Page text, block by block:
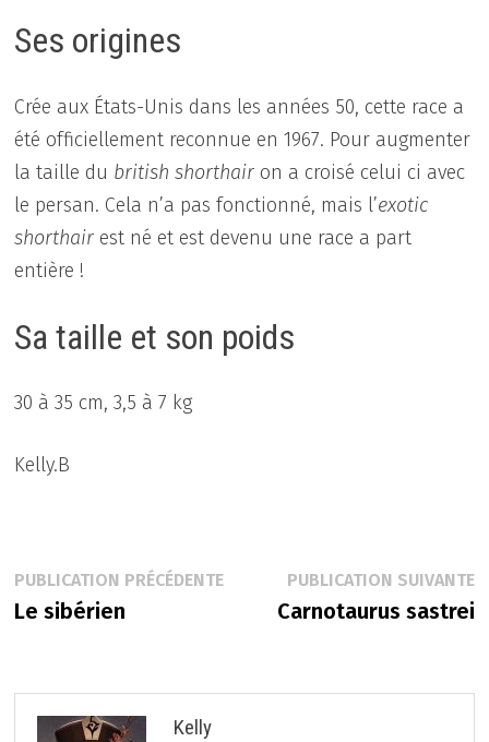
Ses origines
Crée aux États-Unis dans les années 50, cette race a
été officiellement reconnue en 1967. Pour augmenter
la taille du british shorthair on a croisé celui ci avec
le persan. Cela n’a pas fonctionné, mais l’exotic
shorthair est né et est devenu une race a part
entière !
Sa taille et son poids
30 à 35 cm, 3,5 à 7 kg
Kelly.B
Navigation
de
PUBLICATION PRÉCÉDENTEPublication
précédente :
Le sibérien
PUBLICATION SUIVANTE
Carnotaurus sastrei
Kelly